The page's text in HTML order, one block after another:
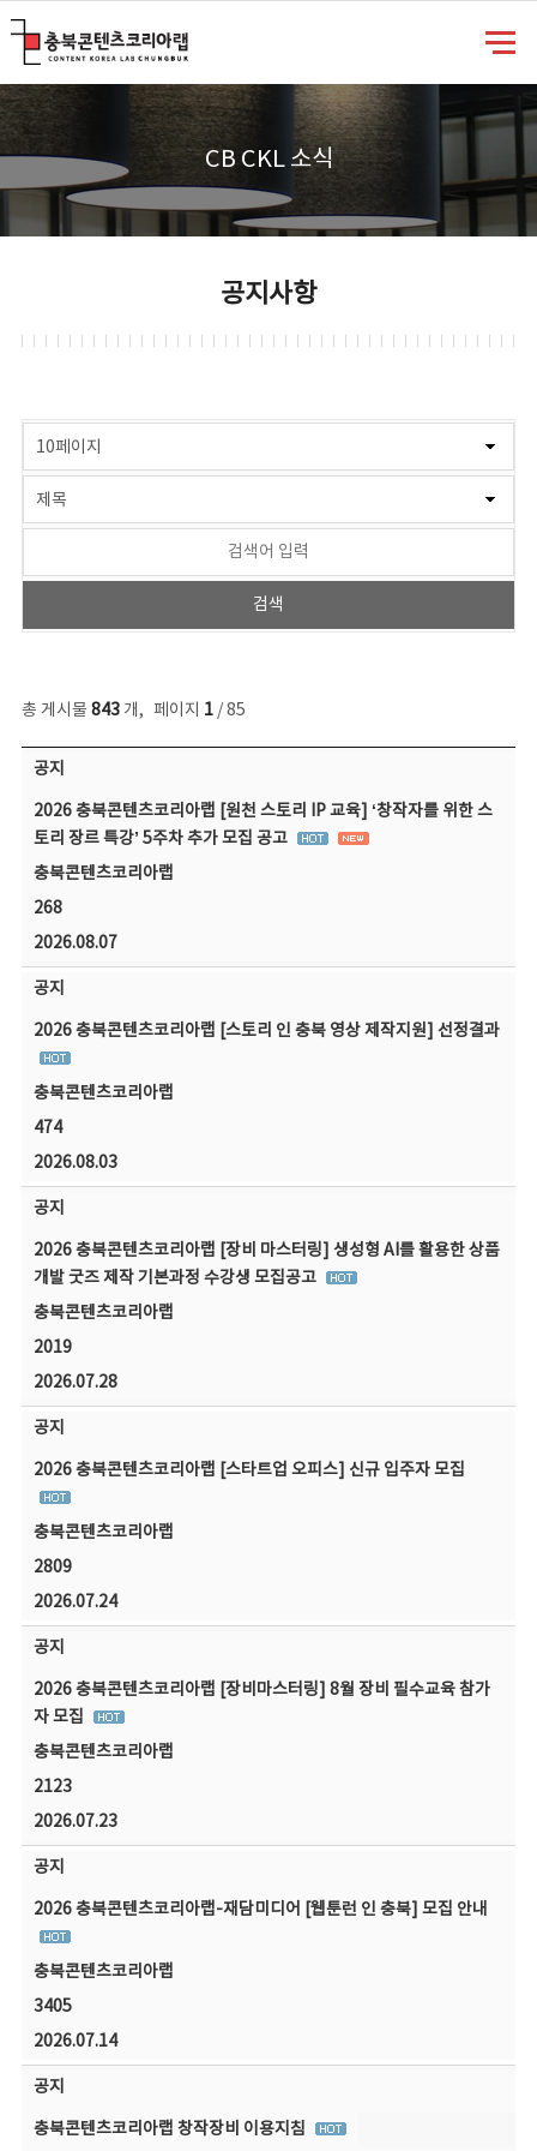
CB CKL 소식
공지사항
총 게시물 843개, 페이지 1/ 85
공지사항 목록 - 번호, 제목, 작성자, 파일, 조회수, 작성일 정보 제공
공지
2026 충북콘텐츠코리아랩 [원천 스토리 IP 교육] ‘창작자를 위한 스
토리 장르 특강’ 5주차 추가 모집 공고
충북콘텐츠코리아랩
268
2026.08.07
공지
2026 충북콘텐츠코리아랩 [스토리 인 충북 영상 제작지원] 선정결과
충북콘텐츠코리아랩
474
2026.08.03
공지
2026 충북콘텐츠코리아랩 [장비 마스터링] 생성형 AI를 활용한 상품
개발 굿즈 제작 기본과정 수강생 모집공고
충북콘텐츠코리아랩
2019
2026.07.28
공지
2026 충북콘텐츠코리아랩 [스타트업 오피스] 신규 입주자 모집
충북콘텐츠코리아랩
2809
2026.07.24
공지
2026 충북콘텐츠코리아랩 [장비마스터링] 8월 장비 필수교육 참가
자 모집
충북콘텐츠코리아랩
2123
2026.07.23
공지
2026 충북콘텐츠코리아랩-재담미디어 [웹툰런 인 충북] 모집 안내
충북콘텐츠코리아랩
3405
2026.07.14
공지
충북콘텐츠코리아랩 창작장비 이용지침